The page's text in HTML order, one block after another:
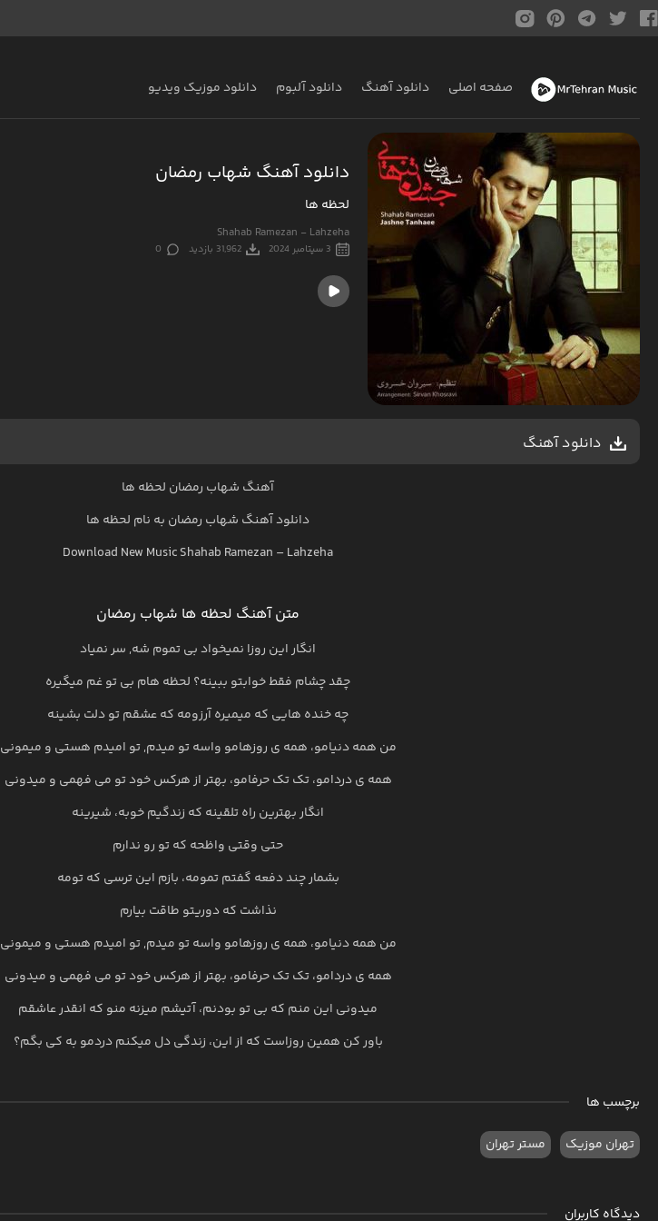
صفحه اصلی دانلود آهنگ دانلود آلبوم دانلود موزیک ویدیو
دانلود آهنگ شهاب رمضان
لحظه ها
Shahab Ramezan - Lahzeha
3 سپتامبر 2024 31,962 بازدید 0
دانلود آهنگ
آهنگ شهاب رمضان لحظه ها
دانلود آهنگ شهاب رمضان به نام لحظه ها
Download New MusicShahab Ramezan – Lahzeha
متن آهنگ لحظه ها شهاب رمضان
انگار این روزا نمیخواد بی تموم شه, سر نمیاد
چقد چشام فقط خوابتو ببینه؟ لحظه هام بی تو غم میگیره
چه خنده هایی که میمیره آرزومه که عشقم تو دلت بشینه
من همه دنیامو، همه ی روزهامو واسه تو میدم, تو امیدم هستی و میمونی
همه ی دردامو، تک تک حرفامو، بهتر از هرکس خود تو می فهمی و میدونی
انگار بهترین راه تلقینه که زندگیم خوبه، شیرینه
حتی وقتی واظحه که تو رو ندارم
بشمار چند دفعه گفتم تمومه، بازم این ترسی که تومه
نذاشت که دوریتو طاقت بیارم
من همه دنیامو، همه ی روزهامو واسه تو میدم, تو امیدم هستی و میمونی
همه ی دردامو، تک تک حرفامو، بهتر از هرکس خود تو می فهمی و میدونی
میدونی این منم که بی تو بودنم، آتیشم میزنه منو که انقدر عاشقم
باور کن همین روزاست که از این، زندگی دل میکنم دردمو به کی بگم؟
برچسب ها
تهران موزیک مستر تهران
دیدگاه کاربران